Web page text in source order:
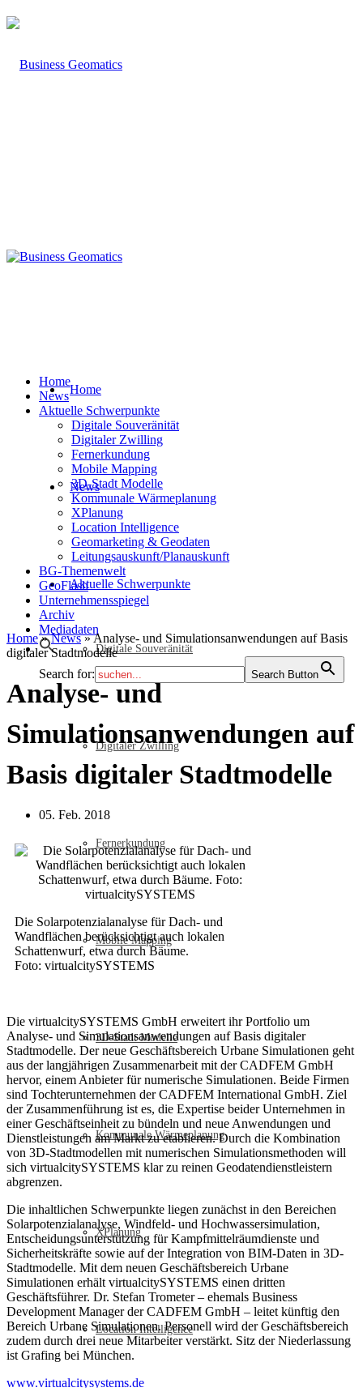
Home
News
Aktuelle Schwerpunkte
Digitale Souveränität
Digitaler Zwilling
Fernerkundung
Mobile Mapping
3D-Stadt Modelle
Kommunale Wärmeplanung
XPlanung
Location Intelligence
Home
News
Aktuelle Schwerpunkte
Digitale Souveränität
Digitaler Zwilling
Fernerkundung
Mobile Mapping
3D-Stadt Modelle
Kommunale Wärmeplanung
XPlanung
Location Intelligence
Geomarketing & Geodaten
Leitungsauskunft/Planauskunft
BG-Themenwelt
GeoFlash
Unternehmensspiegel
Archiv
Mediadaten
Search for: Search Button
Home»News»Analyse- und Simulationsanwendungen auf Basis
digitaler Stadtmodelle
Analyse- und
Simulationsanwendungen auf
Basis digitaler Stadtmodelle
05. Feb. 2018
Die Solarpotenzialanalyse für Dach- und
Wandflächen berücksichtigt auch lokalen
Schattenwurf, etwa durch Bäume.
Foto: virtualcitySYSTEMS
Die virtualcitySYSTEMS GmbH erweitert ihr Portfolio um
Analyse- und Simulationsanwendungen auf Basis digitaler
Stadtmodelle. Der neue Geschäftsbereich Urbane Simulationen geht
aus der langjährigen Zusammenarbeit mit der CADFEM GmbH
hervor, einem Anbieter für numerische Simulationen. Beide Firmen
sind Tochterunternehmen der CADFEM International GmbH. Ziel
der Zusammenführung ist es, die Expertise beider Unternehmen in
einer Geschäftseinheit zu bündeln und neue Anwendungen und
Dienstleistungen am Markt zu etablieren. Durch die Kombination
von 3D-Stadtmodellen mit numerischen Simulationsmethoden will
sich virtualcitySYSTEMS klar zu reinen Geodatendienstleistern
abgrenzen.
Die inhaltlichen Schwerpunkte liegen zunächst in den Bereichen
Solarpotenzialanalyse, Windfeld- und Hochwassersimulation,
Entscheidungsunterstützung für Kampfmittelräumdienste und
Sicherheitskräfte sowie auf der Integration von BIM-Daten in 3D-
Stadtmodelle. Mit dem neuen Geschäftsbereich Urbane
Simulationen erhält virtualcitySYSTEMS einen dritten
Geschäftsführer. Dr. Stefan Trometer – ehemals Business
Development Manager der CADFEM GmbH – leitet künftig den
Bereich Urbane Simulationen. Personell wird der Geschäftsbereich
zudem durch drei neue Mitarbeiter verstärkt. Sitz der Niederlassung
ist Grafing bei München.
www.virtualcitysystems.de